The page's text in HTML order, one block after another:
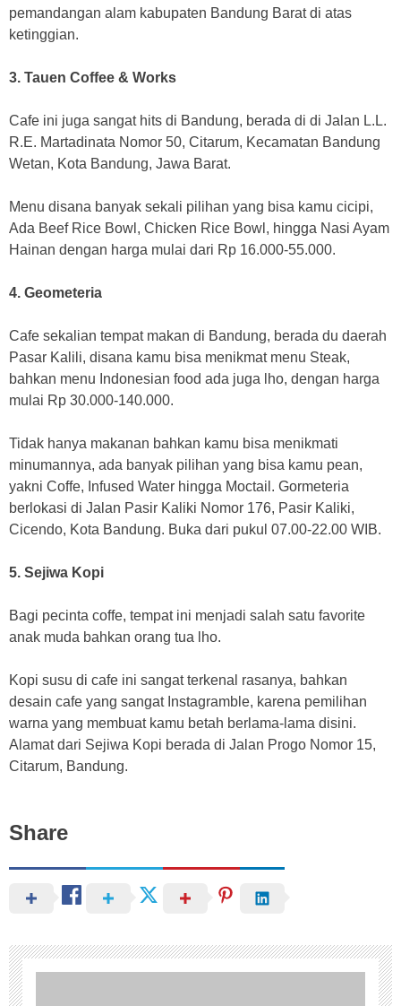
pemandangan alam kabupaten Bandung Barat di atas
ketinggian.
3. Tauen Coffee & Works
Cafe ini juga sangat hits di Bandung, berada di di Jalan L.L.
R.E. Martadinata Nomor 50, Citarum, Kecamatan Bandung
Wetan, Kota Bandung, Jawa Barat.
Menu disana banyak sekali pilihan yang bisa kamu cicipi,
Ada Beef Rice Bowl, Chicken Rice Bowl, hingga Nasi Ayam
Hainan dengan harga mulai dari Rp 16.000-55.000.
4. Geometeria
Cafe sekalian tempat makan di Bandung, berada du daerah
Pasar Kalili, disana kamu bisa menikmat menu Steak,
bahkan menu Indonesian food ada juga lho, dengan harga
mulai Rp 30.000-140.000.
Tidak hanya makanan bahkan kamu bisa menikmati
minumannya, ada banyak pilihan yang bisa kamu pean,
yakni Coffe, Infused Water hingga Moctail. Gormeteria
berlokasi di Jalan Pasir Kaliki Nomor 176, Pasir Kaliki,
Cicendo, Kota Bandung. Buka dari pukul 07.00-22.00 WIB.
5. Sejiwa Kopi
Bagi pecinta coffe, tempat ini menjadi salah satu favorite
anak muda bahkan orang tua lho.
Kopi susu di cafe ini sangat terkenal rasanya, bahkan
desain cafe yang sangat Instagramble, karena pemilihan
warna yang membuat kamu betah berlama-lama disini.
Alamat dari Sejiwa Kopi berada di Jalan Progo Nomor 15,
Citarum, Bandung.
Share